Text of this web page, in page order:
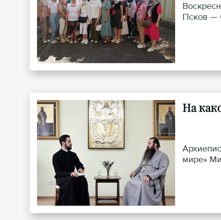
Псков —
На
мире»